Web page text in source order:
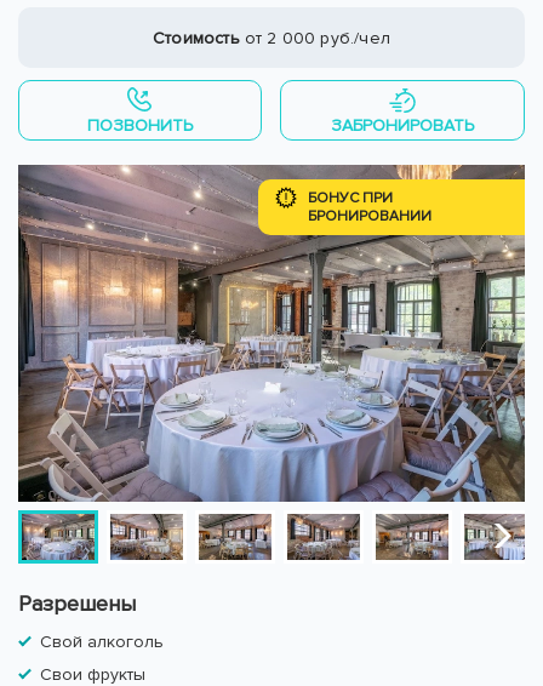
Стоимостьот 2 000 руб./чел
ПОЗВОНИТЬ ЗАБРОНИРОВАТЬ
БОНУС ПРИ
БРОНИРОВАНИИ
Разрешены
Свой алкоголь
Свои фрукты